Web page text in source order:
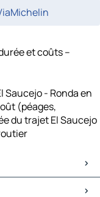
et coûts –
- Ronda en
(péages,
du trajet El Saucejo